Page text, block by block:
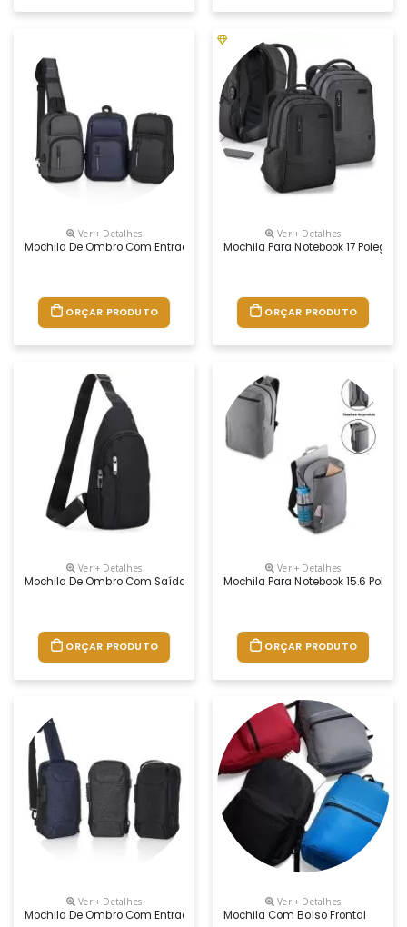
Ver + Detalhes
Mochila De Ombro Com Entrada Usb
ORÇAR PRODUTO
Ver + Detalhes
Mochila Para Notebook 17
ORÇAR PRODUTO
Ver + Detalhes
Mochila De Ombro Com Saída Para Fone
ORÇAR PRODUTO
Ver + Detalhes
Mochila Para Notebook 15.6
ORÇAR PRODUTO
Ver + Detalhes
Mochila De Ombro Com Entrada Usb
Ver + Detalhes
Mochila Com Bolso Frontal